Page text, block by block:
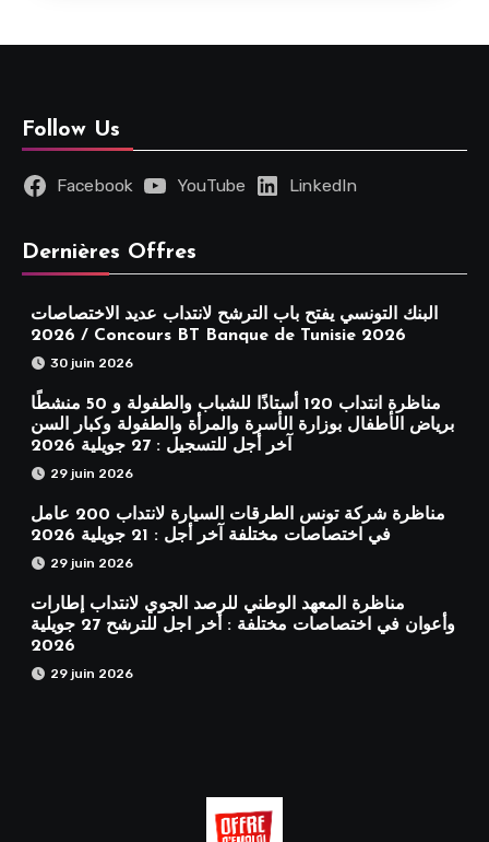
Follow Us
Facebook YouTube LinkedIn
Dernières Offres
البنك التونسي يفتح باب الترشح لانتداب عديد الاختصاصات
2026 / Concours BT Banque de Tunisie 2026
30 juin 2026
مناظرة انتداب 120 أستاذًا للشباب والطفولة و 50 منشطًا
برياض الأطفال بوزارة الأسرة والمرأة والطفولة وكبار السن
آخر أجل للتسجيل : 27 جويلية 2026
29 juin 2026
مناظرة شركة تونس الطرقات السيارة لانتداب 200 عامل
في اختصاصات مختلفة آخر أجل : 21 جويلية 2026
29 juin 2026
مناظرة المعهد الوطني للرصد الجوي لانتداب إطارات
وأعوان في اختصاصات مختلفة : أخر اجل للترشح 27 جويلية
2026
29 juin 2026